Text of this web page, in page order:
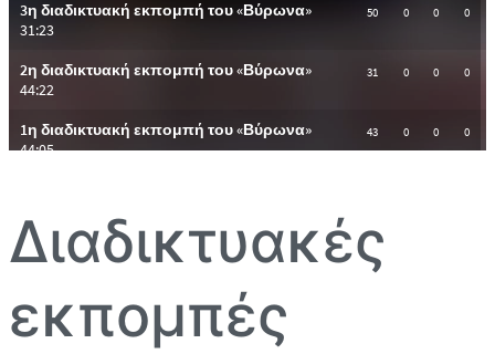
Διαδικτυακές
εκπομπές